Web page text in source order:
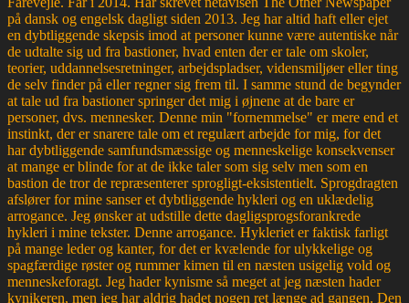
på dansk og engelsk dagligt siden 2013. Jeg har altid haft eller ejet
en dybtliggende skepsis imod at personer kunne være autentiske når
de udtalte sig ud fra bastioner, hvad enten der er tale om skoler,
teorier, uddannelsesretninger, arbejdspladser, vidensmiljøer eller ting
de selv finder på eller regner sig frem til. I samme stund de begynder
at tale ud fra bastioner springer det mig i øjnene at de bare er
personer, dvs. mennesker. Denne min "fornemmelse" er mere end et
instinkt, der er snarere tale om et regulært arbejde for mig, for det
har dybtliggende samfundsmæssige og menneskelige konsekvenser
at mange er blinde for at de ikke taler som sig selv men som en
bastion de tror de repræsenterer sprogligt-eksistentielt. Sprogdragten
afslører for mine sanser et dybtliggende hykleri og en uklædelig
arrogance. Jeg ønsker at udstille dette dagligsprogsforankrede
hykleri i mine tekster. Denne arrogance. Hykleriet er faktisk farligt
på mange leder og kanter, for det er kvælende for ulykkelige og
spagfærdige røster og rummer kimen til en næsten usigelig vold og
menneskeforagt. Jeg hader kynisme så meget at jeg næsten hader
kynikeren, men jeg har aldrig hadet nogen ret længe ad gangen. Den